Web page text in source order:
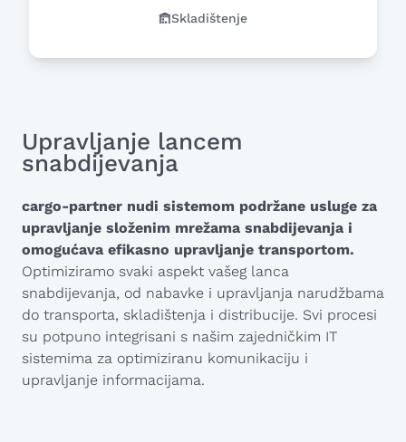
Skladištenje
Upravljanje lancem
snabdijevanja
cargo-partner nudi sistemom podržane usluge za
upravljanje složenim mrežama snabdijevanja i
omogućava efikasno upravljanje transportom.
Optimiziramo svaki aspekt vašeg lanca
snabdijevanja, od nabavke i upravljanja narudžbama
do transporta, skladištenja i distribucije. Svi procesi
su potpuno integrisani s našim zajedničkim IT
sistemima za optimiziranu komunikaciju i
upravljanje informacijama.